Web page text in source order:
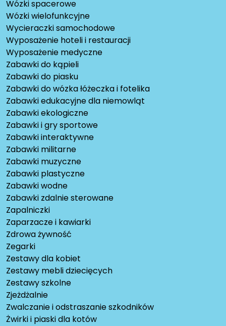
Wózki spacerowe
Wózki wielofunkcyjne
Wycieraczki samochodowe
Wyposażenie hoteli i restauracji
Wyposażenie medyczne
Zabawki do kąpieli
Zabawki do piasku
Zabawki do wózka łóżeczka i fotelika
Zabawki edukacyjne dla niemowląt
Zabawki ekologiczne
Zabawki i gry sportowe
Zabawki interaktywne
Zabawki militarne
Zabawki muzyczne
Zabawki plastyczne
Zabawki wodne
Zabawki zdalnie sterowane
Zapalniczki
Zaparzacze i kawiarki
Zdrowa żywność
Zegarki
Zestawy dla kobiet
Zestawy mebli dziecięcych
Zestawy szkolne
Zjeżdżalnie
Zwalczanie i odstraszanie szkodników
Żwirki i piaski dla kotów